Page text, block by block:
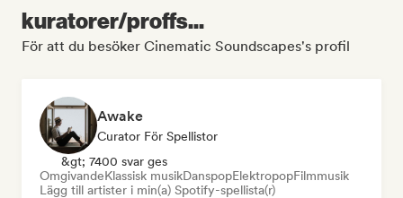
kuratorer/proffs...
För att du besöker Cinematic Soundscapes's profil
Awake
Curator För Spellistor
&gt; 7400 svar ges
OmgivandeKlassisk musikDanspopElektropopFilmmusik
Lägg till artister i min(a) Spotify-spellista(r)